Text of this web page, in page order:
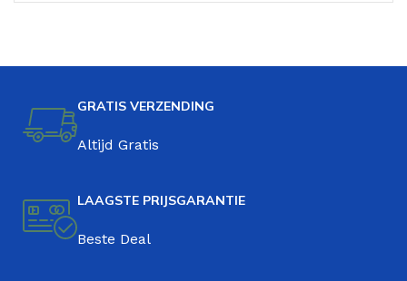
GRATIS VERZENDING
Altijd Gratis
LAAGSTE PRIJSGARANTIE
Beste Deal